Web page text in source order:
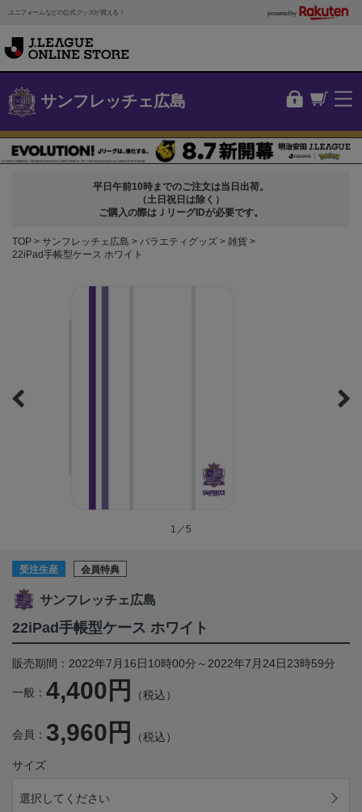
ユニフォームなどの公式グッズが買える！ powered by
サンフレッチェ広島
平日午前10時までのご注文は当日出荷。
（土日祝日は除く）
ご購入の際はＪリーグIDが必要です。
TOP サンフレッチェ広島 バラエティグッズ
雑貨
22iPad手帳型ケース ホワイト
1／5
受注生産 会員特典
サンフレッチェ広島
22iPad手帳型ケース ホワイト
販売期間：2022年7月16日10時00分～2022年7月24日23時59分
一般： 4,400円 （税込）
会員： 3,960円 （税込）
サイズ
選択してください